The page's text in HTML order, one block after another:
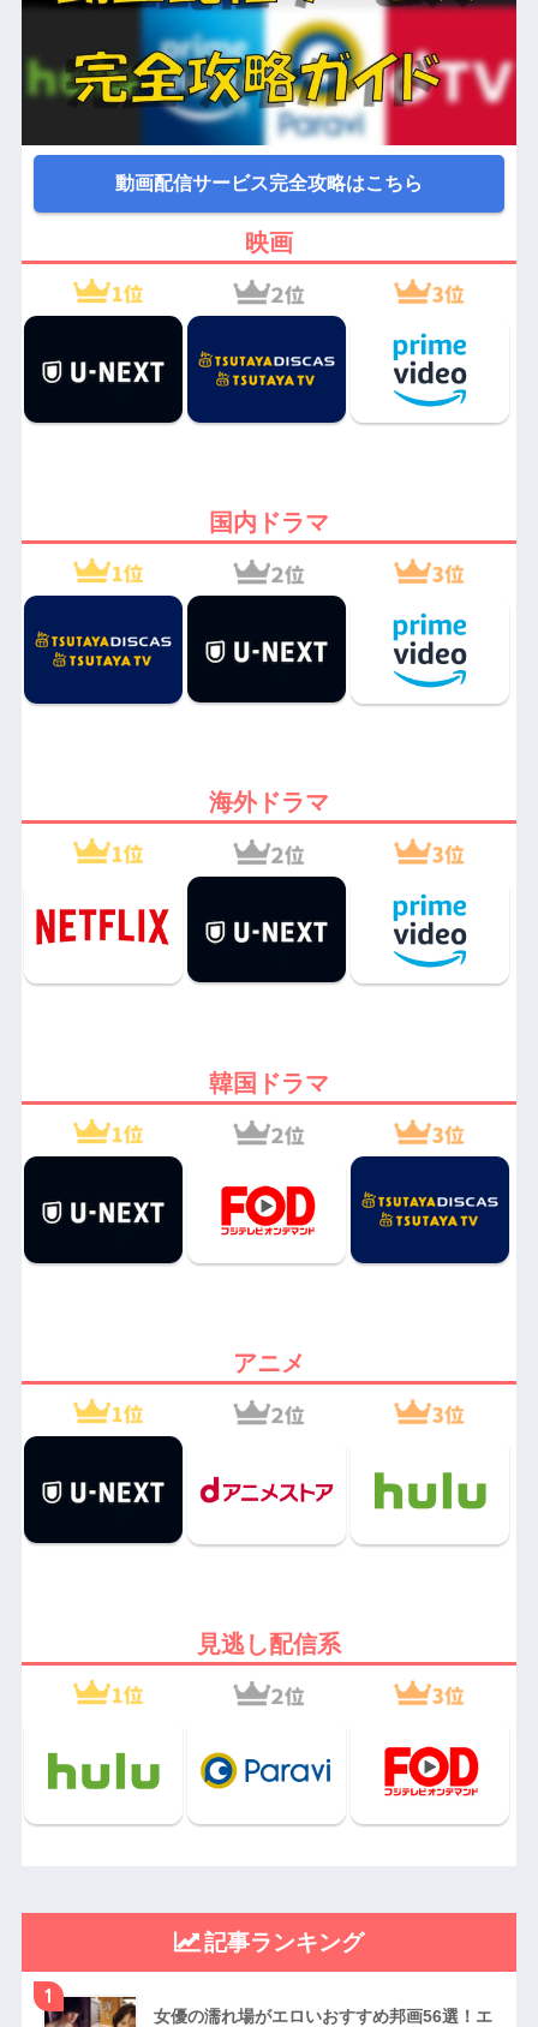
動画配信サービス完全攻略はこちら
映画
国内ドラマ
海外ドラマ
韓国ドラマ
アニメ
見逃し配信系
記事ランキング
1
女優の濡れ場がエロいおすすめ邦画56選！エ